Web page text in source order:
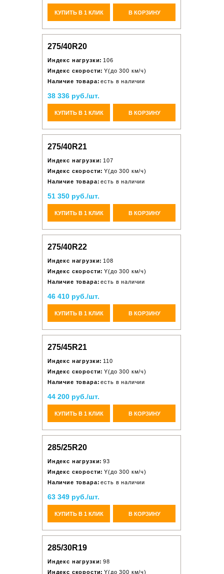
КУПИТЬ В 1 КЛИК В КОРЗИНУ
275/40R20
Индекс нагрузки: 106
Индекс скорости: Y(до 300 км/ч)
Наличие товара: есть в наличии
38 336 руб./шт.
КУПИТЬ В 1 КЛИК В КОРЗИНУ
275/40R21
Индекс нагрузки: 107
Индекс скорости: Y(до 300 км/ч)
Наличие товара: есть в наличии
51 350 руб./шт.
КУПИТЬ В 1 КЛИК В КОРЗИНУ
275/40R22
Индекс нагрузки: 108
Индекс скорости: Y(до 300 км/ч)
Наличие товара: есть в наличии
46 410 руб./шт.
КУПИТЬ В 1 КЛИК В КОРЗИНУ
275/45R21
Индекс нагрузки: 110
Индекс скорости: Y(до 300 км/ч)
Наличие товара: есть в наличии
44 200 руб./шт.
КУПИТЬ В 1 КЛИК В КОРЗИНУ
285/25R20
Индекс нагрузки: 93
Индекс скорости: Y(до 300 км/ч)
Наличие товара: есть в наличии
63 349 руб./шт.
КУПИТЬ В 1 КЛИК В КОРЗИНУ
285/30R19
Индекс нагрузки: 98
Индекс скорости: Y(до 300 км/ч)